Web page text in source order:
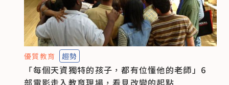
優質教育 趨勢
「每個天資獨特的孩子，都有位懂他的老師」6
部電影走入教育現場，看見改變的起點